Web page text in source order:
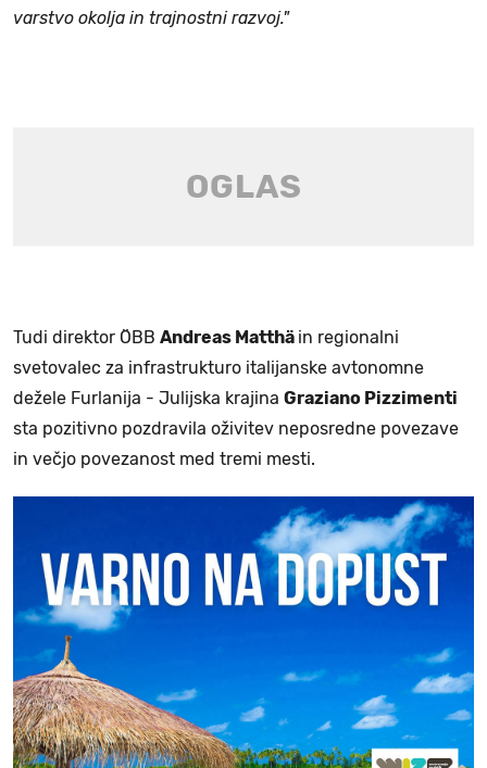
varstvo okolja in trajnostni razvoj."
Tudi direktor ÖBB Andreas Matthä in regionalni
svetovalec za infrastrukturo italijanske avtonomne
dežele Furlanija - Julijska krajina Graziano Pizzimenti
sta pozitivno pozdravila oživitev neposredne povezave
in večjo povezanost med tremi mesti.